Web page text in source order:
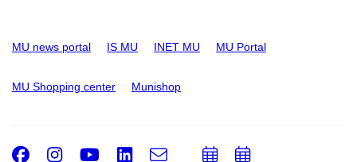
MU news portal IS MU INET MU MU Portal
MU Shopping center Munishop
Facebook
Instagram
Youtube
LinkedIn
e-
AddAdd